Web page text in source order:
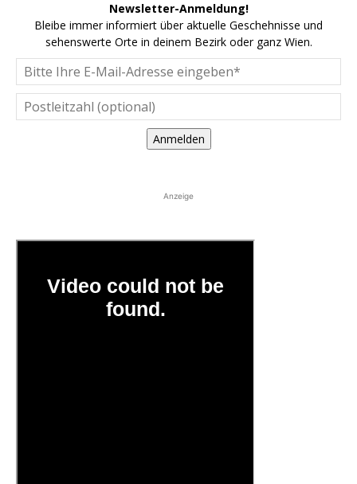
Newsletter-Anmeldung!
Bleibe immer informiert über aktuelle Geschehnisse und
sehenswerte Orte in deinem Bezirk oder ganz Wien.
Anmelden
Anzeige